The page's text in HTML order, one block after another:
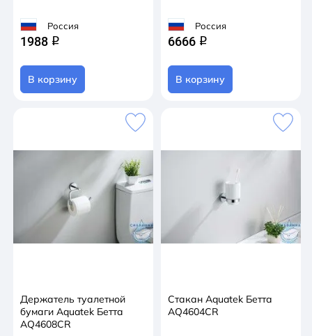
Россия
1988 q
В корзину
Россия
6666 q
В корзину
Держатель туалетной
бумаги Aquatek Бетта
AQ4608CR
Стакан Aquatek Бетта
AQ4604CR